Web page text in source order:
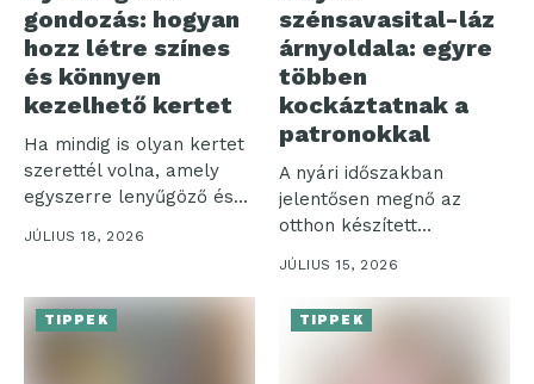
gondozás: hogyan
hozz létre színes
és könnyen
kezelhető kertet
Ha mindig is olyan kertet
szerettél volna, amely
egyszerre lenyűgöző és
nem...
JÚLIUS 18, 2026
szénsavasital-láz
árnyoldala: egyre
többen
kockáztatnak a
patronokkal
A nyári időszakban
jelentősen megnő az
otthon készített
szénsavas italok iránti
JÚLIUS 15, 2026
TIPPEK TIPPEK